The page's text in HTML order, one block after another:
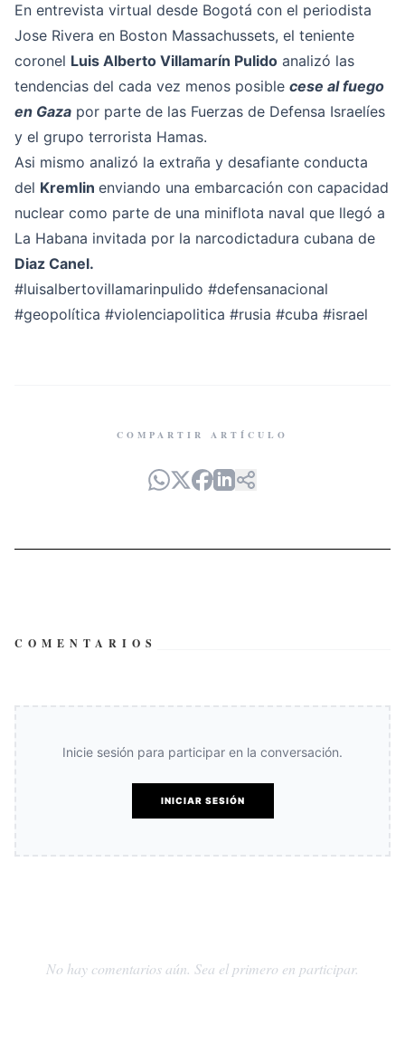
En entrevista virtual desde Bogotá con el periodista
Jose Rivera en Boston Massachussets, el teniente
coronel Luis Alberto Villamarín Pulido analizó las
tendencias del cada vez menos posible cese al fuego
en Gaza por parte de las Fuerzas de Defensa Israelíes
y el grupo terrorista Hamas.
Asi mismo analizó la extraña y desafiante conducta
del Kremlin enviando una embarcación con capacidad
nuclear como parte de una miniflota naval que llegó a
La Habana invitada por la narcodictadura cubana de
Diaz Canel.
#luisalbertovillamarinpulido #defensanacional
#geopolítica #violenciapolitica #rusia #cuba #israel
COMPARTIR ARTÍCULO
COMENTARIOS
Inicie sesión para participar en la conversación.
INICIAR SESIÓN
No hay comentarios aún. Sea el primero en participar.